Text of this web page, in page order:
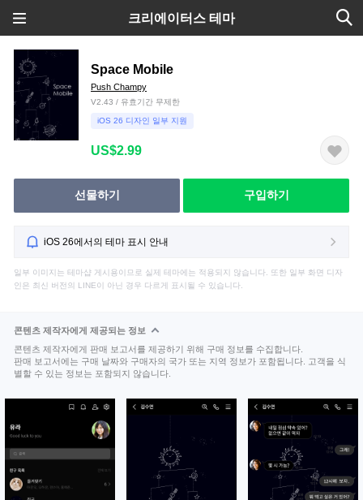
크리에이터스 테마
Space Mobile
Push Champy
V2.43 / 유효기간 무제한
iOS 26 디자인 일부 지원
US$2.99
선물하기 구입하기
iOS 26에서의 테마 표시 안내
일부 이미지는 테마샵 게시용이므로 실제 테마에는 적용되지 않습니다. 또한 일부 화면 디자
인은 최신 버전의 LINE이 아닌 경우 다르게 표시될 수 있습니다.
콘텐츠 제작자에게 제공되는 정보
콘텐츠 제작자에게 판매 보고서를 제공하기 위해 구매 정보를 수집합니다.
판매 보고서에는 구매 날짜와 구매자의 국가 또는 지역 정보가 포함됩니다. 고객을 식
별할 수 있는 정보는 포함되지 않습니다.